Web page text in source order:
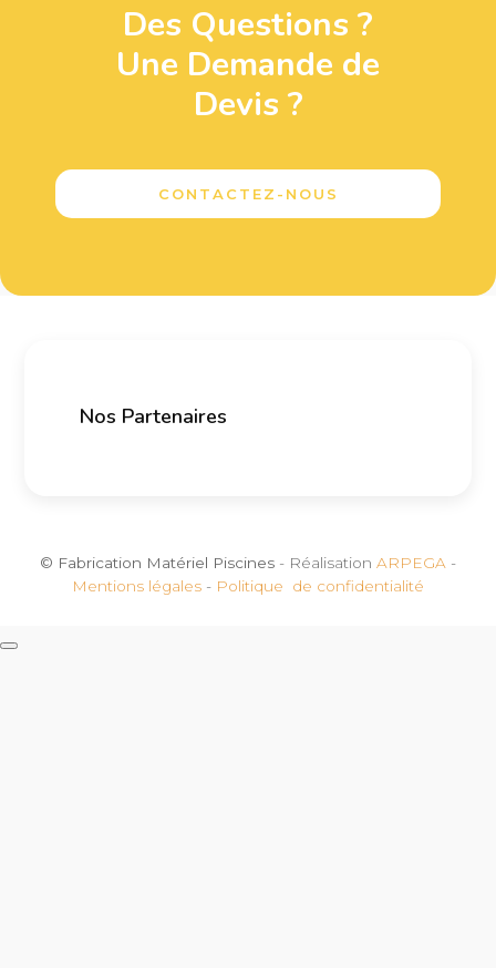
Des Questions ?
Une Demande de
Devis ?
CONTACTEZ-NOUS
Nos Partenaires
© Fabrication Matériel Piscines - Réalisation ARPEGA -
Mentions légales - Politique de confidentialité